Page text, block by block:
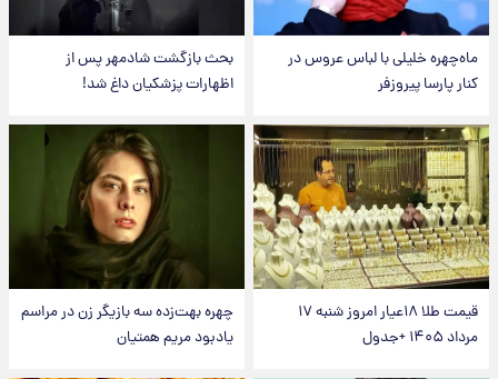
ماه‌چهره خلیلی با لباس عروس در
کنار پارسا پیروزفر
بحث بازگشت شادمهر پس از
اظهارات پزشکیان داغ شد!
قیمت طلا ۱۸عیار امروز شنبه ۱۷
مرداد ۱۴۰۵ +جدول
چهره بهت‌زده سه بازیگر زن در مراسم
یادبود مریم همتیان